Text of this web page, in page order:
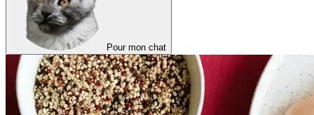
Pour mon chat